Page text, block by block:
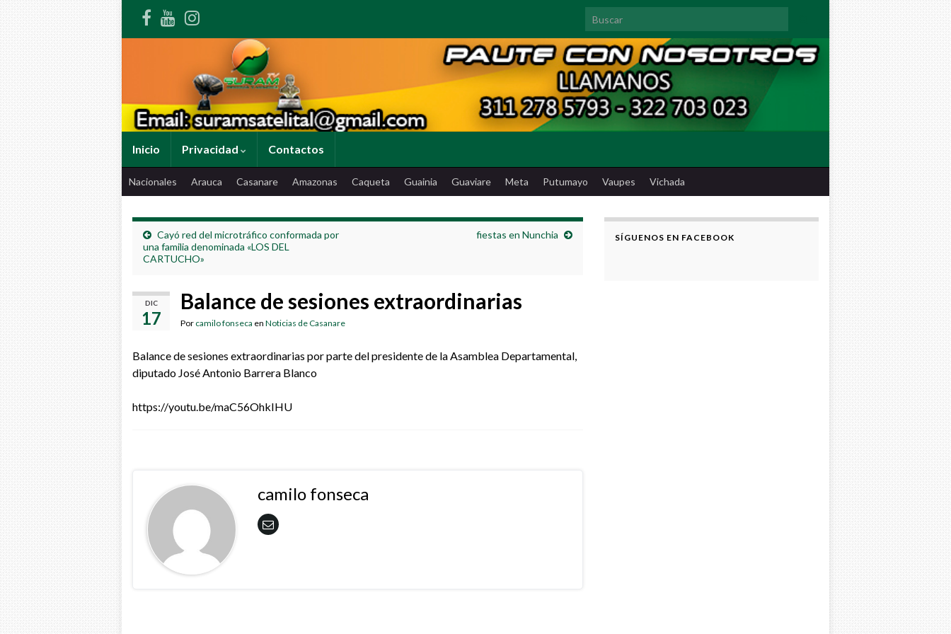
Search for:
Inicio Privacidad Contactos
Nacionales Arauca Casanare Amazonas Caqueta Guainia Guaviare Meta Putumayo Vaupes Vichada
Cayó red del microtráfico conformada por
una familia denominada «LOS DEL
CARTUCHO»
fiestas en Nunchia
DIC
17
Balance de sesiones extraordinarias
Por camilo fonseca en Noticias de Casanare
Balance de sesiones extraordinarias por parte del presidente de la Asamblea Departamental,
diputado José Antonio Barrera Blanco
https://youtu.be/maC56OhkIHU
camilo fonseca
SÍGUENOS EN FACEBOOK